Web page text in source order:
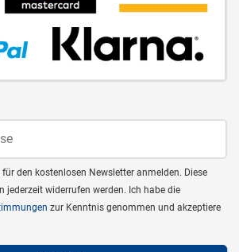
den kostenlosen Newsletter anmelden. Diese
jederzeit widerrufen werden. Ich habe die
zur Kenntnis genommen und akzeptiere